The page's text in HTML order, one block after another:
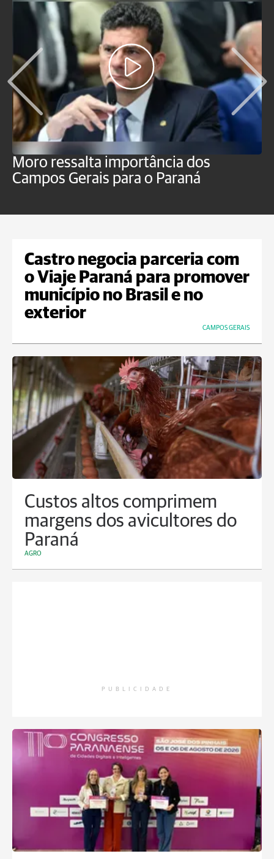
Moro ressalta importância dos
Campos Gerais para o Paraná
Castro negocia parceria com
o Viaje Paraná para promover
município no Brasil e no
exterior
CAMPOS GERAIS
Custos altos comprimem
margens dos avicultores do
Paraná
AGRO
PUBLICIDADE